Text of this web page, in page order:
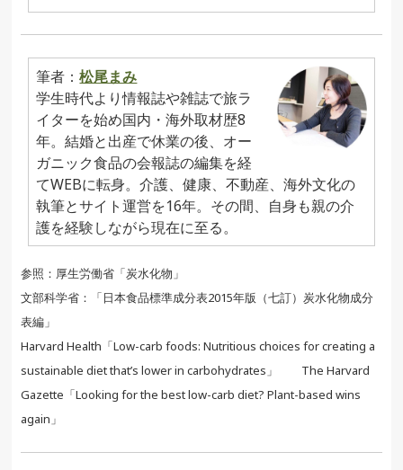
筆者：松尾まみ
学生時代より情報誌や雑誌で旅ラ
イターを始め国内・海外取材歴8
年。結婚と出産で休業の後、オー
ガニック食品の会報誌の編集を経
てWEBに転身。介護、健康、不動産、海外文化の
執筆とサイト運営を16年。その間、自身も親の介
護を経験しながら現在に至る。
参照：厚生労働省「炭水化物」
文部科学省：「日本食品標準成分表2015年版（七訂）炭水化物成分
表編」
Harvard Health「Low-carb foods: Nutritious choices for creating a
sustainable diet that’s lower in carbohydrates」 The Harvard
Gazette「Looking for the best low-carb diet? Plant-based wins
again」